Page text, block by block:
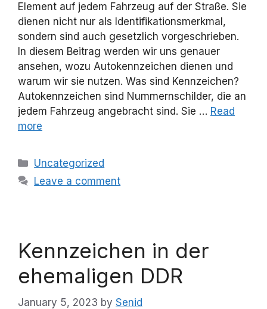
Element auf jedem Fahrzeug auf der Straße. Sie
dienen nicht nur als Identifikationsmerkmal,
sondern sind auch gesetzlich vorgeschrieben.
In diesem Beitrag werden wir uns genauer
ansehen, wozu Autokennzeichen dienen und
warum wir sie nutzen. Was sind Kennzeichen?
Autokennzeichen sind Nummernschilder, die an
jedem Fahrzeug angebracht sind. Sie … Read
more
Categories
Uncategorized
Leave a comment
Kennzeichen in der
ehemaligen DDR
January 5, 2023 by Senid